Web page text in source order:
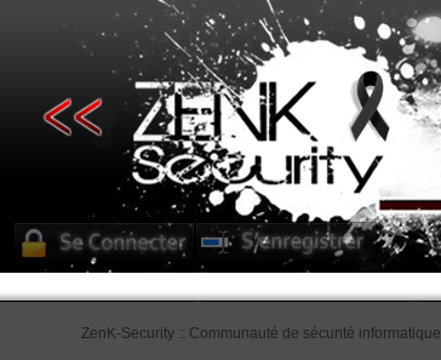
ZenK-Security :: Communauté de sécurité informatique